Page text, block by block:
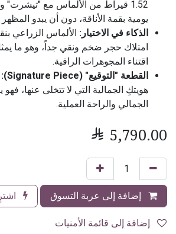
1.52 قيراط من الألماس مع "تيشرت"
يومية بقمة الأناقة، دون أن يبدو المظهر
الذكاء في الاختيار:
امتلاك حجر ضخم ونقي جداً، وهو ما
اقتناء المجوهرات الراقية.
القطعة "التوقيع" (Signature Piece):
هويتكِ الجمالية التي لا تتخلى عنها، فهو
الجمالي والراحة العملية.
 5,790.00
إضافة إلى عربة التسوق